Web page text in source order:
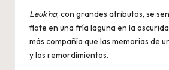
Leuk’na, con grandes atributos, se
flote en una fría laguna en la
más compañía que las memorias de
y los remordimientos.